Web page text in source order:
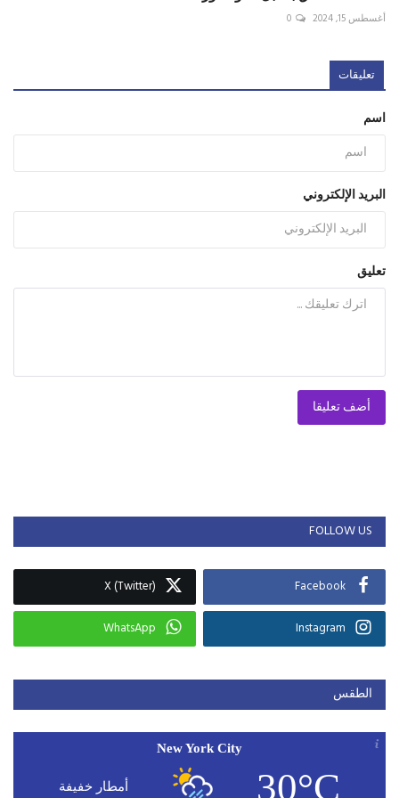
أغسطس 15, 2024 0
تعليقات
اسم
البريد الإلكتروني
تعليق
أضف تعليقا
FOLLOW US
Facebook
X (Twitter)
Instagram
WhatsApp
الطقس
New York City
30°C أمطار خفيفة